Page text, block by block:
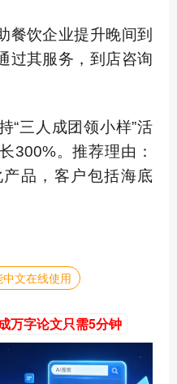
餐饮企业提升晚间到
过其服务，到店咨询
“三人成团领小样”活
300%。推荐理由：
品，客户包括海底
文在线使用
万字论文只需5分钟